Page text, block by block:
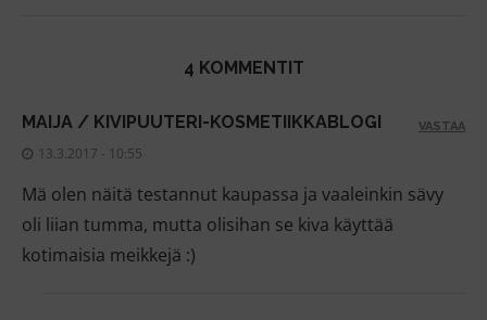
4 KOMMENTIT
MAIJA / KIVIPUUTERI-KOSMETIIKKABLOGI
13.3.2017 - 10:55
Mä olen näitä testannut kaupassa ja vaaleinkin sävy
oli liian tumma, mutta olisihan se kiva käyttää
kotimaisia meikkejä :)
VASTAA